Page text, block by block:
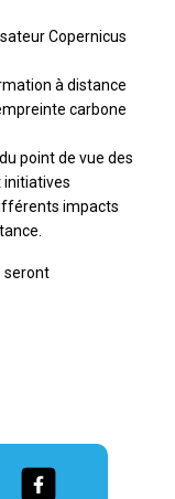
Copernicus
à distance
carbone
point de vue des
initiatives
impacts
seront